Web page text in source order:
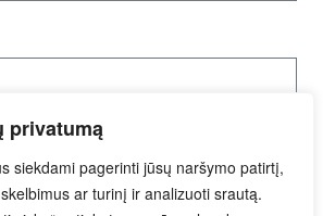
privatumą
siekdami pagerinti jūsų naršymo patirtį,
ar turinį ir analizuoti srautą.